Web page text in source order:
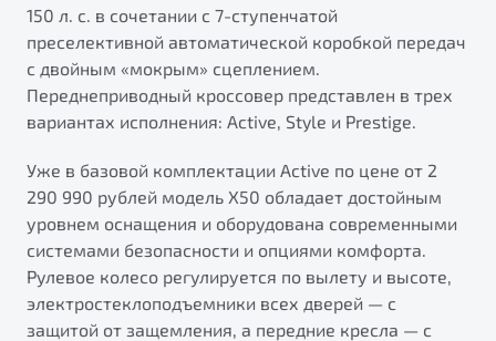
150 л. с. в сочетании с 7-ступенчатой
преселективной автоматической коробкой передач
с двойным «мокрым» сцеплением.
Переднеприводный кроссовер представлен в трех
вариантах исполнения: Active, Style и Prestige.
Уже в базовой комплектации Active по цене от 2
290 990 рублей модель Х50 обладает достойным
уровнем оснащения и оборудована современными
системами безопасности и опциями комфорта.
Рулевое колесо регулируется по вылету и высоте,
электростеклоподъемники всех дверей — с
защитой от защемления, а передние кресла — с